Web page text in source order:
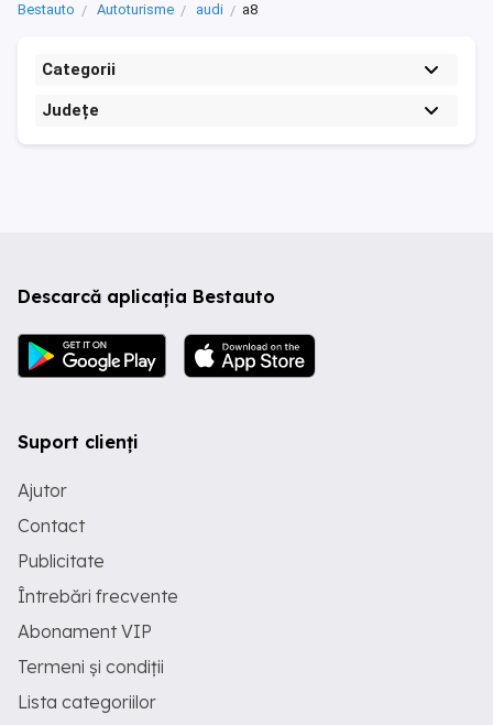
Bestauto Autoturisme audi a8
Categorii
Județe
Descarcă aplicația Bestauto
Suport clienți
Ajutor
Contact
Publicitate
Întrebări frecvente
Abonament VIP
Termeni și condiții
Lista categoriilor